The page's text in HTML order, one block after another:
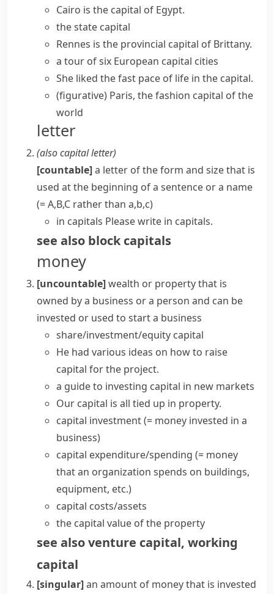
Cairo is the capital of Egypt.
thestate capital
Rennes is the provincial capital of Brittany.
a tour of six European capital cities
She liked the fast pace of life in the capital.
(figurative) Paris, the fashion capital of the
world
letter
(alsocapital letter)
[countable]a letter of the form and size that is
used at the beginning of a sentence or a name
(= A,B,C rather than a,b,c)
in capitals Please write in capitals.
see also block capitals
money
[uncountable]wealth or property that is
owned by a business or a person and can be
invested or used to start a business
share/investment/equity capital
He had various ideas on how to raise
capital for the project.
a guide to investing capital in new markets
Our capital is all tied up in property.
capital investment(= money invested in a
business)
capital expenditure/spending (= money
that an organization spends on buildings,
equipment, etc.)
capital costs/assets
the capital value of the property
see alsoventure capital, working
capital
[singular]an amount of money that is invested